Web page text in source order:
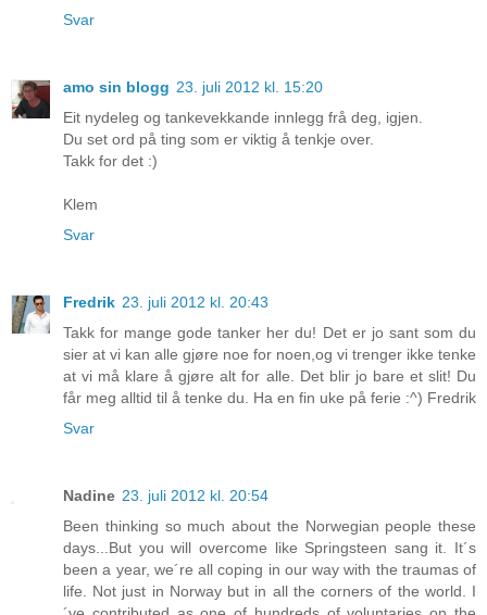
Svar
amo sin blogg 23. juli 2012 kl. 15:20
Eit nydeleg og tankevekkande innlegg frå deg, igjen.
Du set ord på ting som er viktig å tenkje over.
Takk for det :)
Klem
Svar
Fredrik 23. juli 2012 kl. 20:43
Takk for mange gode tanker her du! Det er jo sant som du
sier at vi kan alle gjøre noe for noen,og vi trenger ikke tenke
at vi må klare å gjøre alt for alle. Det blir jo bare et slit! Du
får meg alltid til å tenke du. Ha en fin uke på ferie :^) Fredrik
Svar
Nadine 23. juli 2012 kl. 20:54
Been thinking so much about the Norwegian people these
days...But you will overcome like Springsteen sang it. It´s
been a year, we´re all coping in our way with the traumas of
life. Not just in Norway but in all the corners of the world. I